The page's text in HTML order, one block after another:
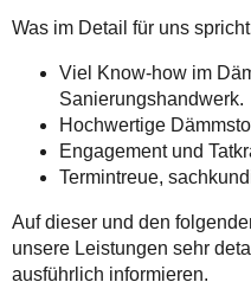
Was im Detail für uns
Viel Know-how im
Sanierungshandwerk.
Hochwertige
Engagement und
Termintreue,
Auf dieser und den
unsere Leistungen sehr
ausführlich informieren.